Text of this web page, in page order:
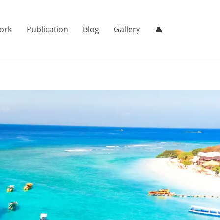
Publication Blog Gallery 👤